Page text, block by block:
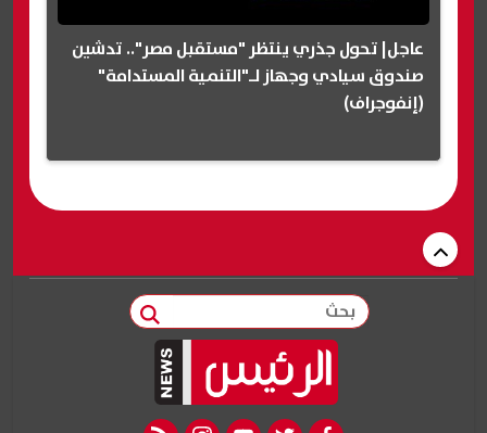
عاجل| تحول جذري ينتظر "مستقبل مصر".. تدشين
صندوق سيادي وجهاز لـ"التنمية المستدامة"
(إنفوجراف)
بحث